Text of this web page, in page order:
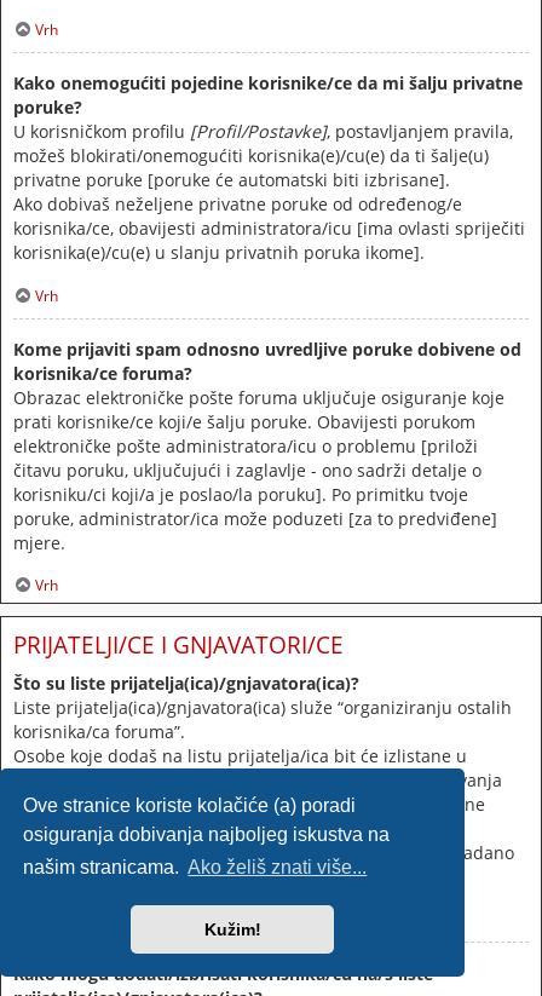
Ove stranice koriste kolačiće (a) poradi
osiguranja dobivanja najboljeg iskustva na
našim stranicama. Ako želiš znati više...
Kužim!
Vrh
Kako onemogućiti pojedine korisnike/ce da mi šalju privatne
poruke?
U korisničkom profilu [Profil/Postavke], postavljanjem pravila,
možeš blokirati/onemogućiti korisnika(e)/cu(e) da ti šalje(u)
privatne poruke [poruke će automatski biti izbrisane].
Ako dobivaš neželjene privatne poruke od određenog/e
korisnika/ce, obavijesti administratora/icu [ima ovlasti spriječiti
korisnika(e)/cu(e) u slanju privatnih poruka ikome].
Vrh
Kome prijaviti spam odnosno uvredljive poruke dobivene od
korisnika/ce foruma?
Obrazac elektroničke pošte foruma uključuje osiguranje koje
prati korisnike/ce koji/e šalju poruke. Obavijesti porukom
elektroničke pošte administratora/icu o problemu [priloži
čitavu poruku, uključujući i zaglavlje - ono sadrži detalje o
korisniku/ci koji/a je poslao/la poruku]. Po primitku tvoje
poruke, administrator/ica može poduzeti [za to predviđene]
mjere.
Vrh
PRIJATELJI/CE I GNJAVATORI/CE
Što su liste prijatelja(ica)/gnjavatora(ica)?
Liste prijatelja(ica)/gnjavatora(ica) služe “organiziranju ostalih
korisnika/ca foruma”.
Osobe koje dodaš na listu prijatelja/ica bit će izlistane u
da bi bez pretraživanja
mogao/la vidjeti njihov online status te im poslati privatne
poruke. Postovi i sl. tih osoba mogu biti posvijetljeni.
Postovi osoba koje dodaš na listu gnjavatora/ica bit će zadano
skriveni.
Kako mogu dodati/izbrisati korisnika/cu na/s liste